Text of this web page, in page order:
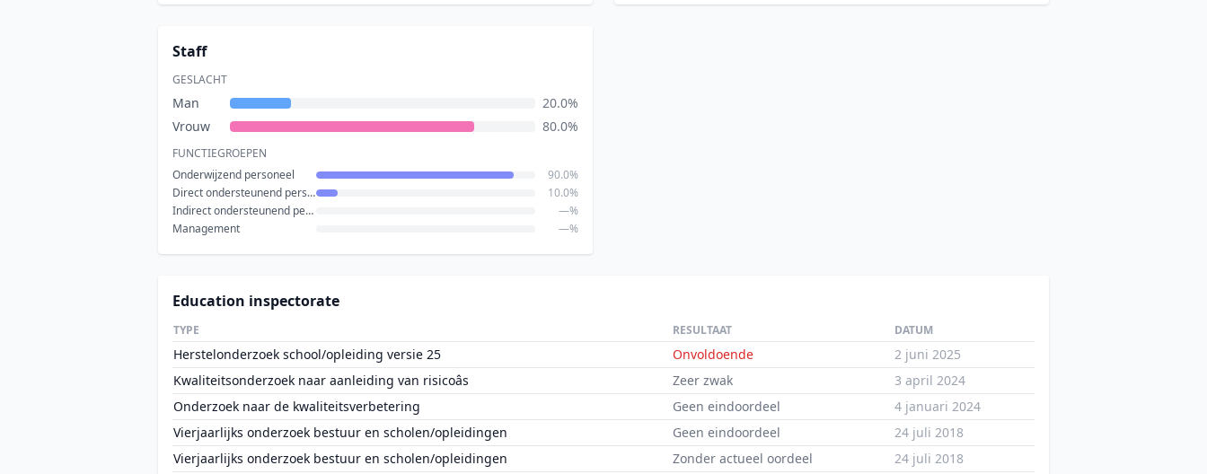
Staff
GESLACHT
Man
20.0%
Vrouw
80.0%
FUNCTIEGROEPEN
Onderwijzend personeel
90.0%
Direct ondersteunend personeel
10.0%
Indirect ondersteunend personeel
—%
Management
—%
Education inspectorate
TYPE RESULTAAT DATUM
Herstelonderzoek school/opleiding versie 25 Onvoldoende
2 juni 2025
Kwaliteitsonderzoek naar aanleiding van risicoâs
Zeer zwak
3 april 2024
Onderzoek naar de kwaliteitsverbetering
Geen eindoordeel
4 januari 2024
Vierjaarlijks onderzoek bestuur en scholen/opleidingen
Geen eindoordeel
24 juli 2018
Vierjaarlijks onderzoek bestuur en scholen/opleidingen
Zonder actueel oordeel
24 juli 2018